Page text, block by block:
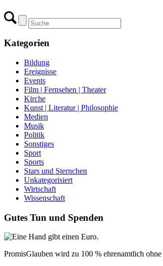
Kategorien
Bildung
Ereignisse
Events
Film | Fernsehen | Theater
Kirche
Kunst | Literatur | Philosophie
Medien
Musik
Politik
Sonstiges
Sport
Sports
Stars und Sternchen
Unkategorisiert
Wirtschaft
Wissenschaft
Gutes Tun und Spenden
PromisGlauben wird zu 100 % ehrenamtlich